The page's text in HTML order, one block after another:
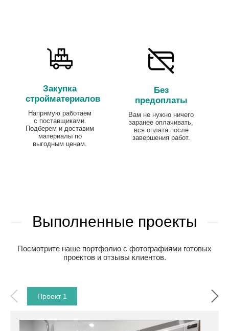
Закупка
стройматериалов
Напрямую работаем
с поставщиками.
Подберем и доставим
материалы по
выгодным ценам.
Без
предоплаты
Вам не нужно ничего
заранее оплачивать,
вся оплата после
завершения работ.
Выполненные проекты
Посмотрите наше портфолио с фотографиями готовых
проектов и отзывы клиентов.
Проект 1